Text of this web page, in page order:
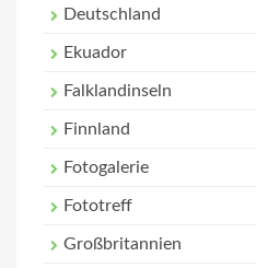
Deutschland
Ekuador
Falklandinseln
Finnland
Fotogalerie
Fototreff
Großbritannien